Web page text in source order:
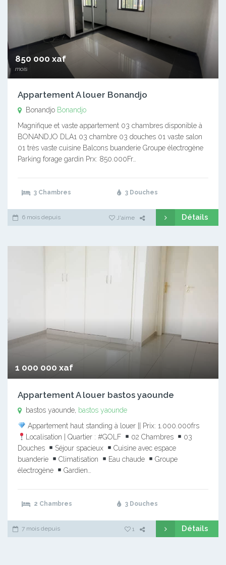
850 000 xaf
mois
Appartement A louer Bonandjo
Bonandjo Bonandjo
Magnifique et vaste appartement 03 chambres disponible à
BONANDJO DLA1 03 chambre 03 douches 01 vaste salon
01 très vaste cuisine Balcons buanderie Groupe électrogène
Parking forage gardin Prx: 850.000Fr…
3 Chambres 3 Douches
6 mois depuis J'aime Détails
1 000 000 xaf
Appartement A louer bastos yaounde
bastos yaounde, bastos yaounde
Appartement haut standing à louer || Prix: 1.000.000frs
Localisation | Quartier : #GOLF
02 Chambres
03
Douches
Séjour spacieux
Cuisine avec espace
buanderie
Climatisation Eau chaude
Groupe
électrogène
Gardien…
2 Chambres 3 Douches
7 mois depuis 1 Détails